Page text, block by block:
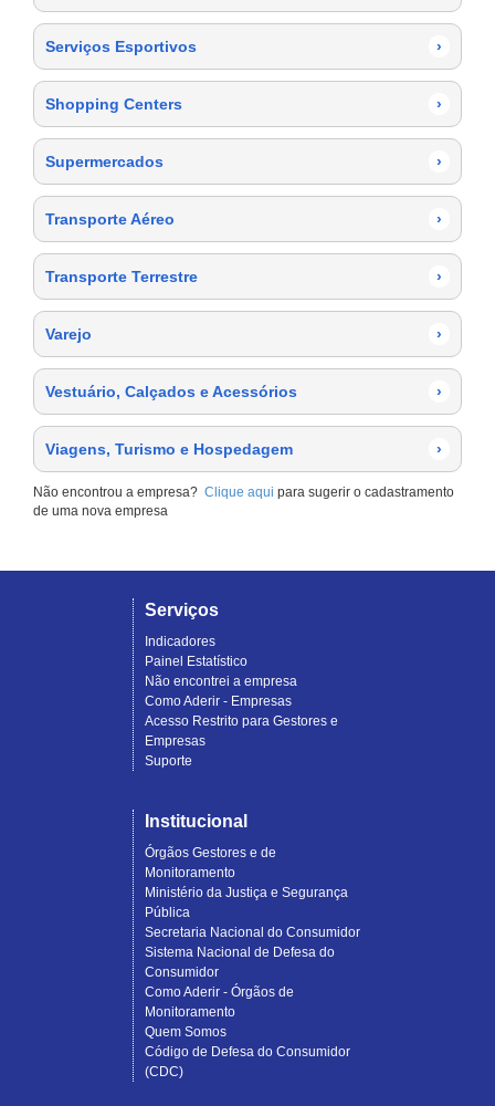
Serviços Esportivos ›
Shopping Centers ›
Supermercados ›
Transporte Aéreo ›
Transporte Terrestre ›
Varejo ›
Vestuário, Calçados e Acessórios ›
Viagens, Turismo e Hospedagem ›
Não encontrou a empresa? Clique aqui para sugerir o cadastramento
de uma nova empresa
Serviços
Indicadores
Painel Estatístico
Não encontrei a empresa
Como Aderir - Empresas
Acesso Restrito para Gestores e
Empresas
Suporte
Institucional
Órgãos Gestores e de
Monitoramento
Ministério da Justiça e Segurança
Pública
Secretaria Nacional do Consumidor
Sistema Nacional de Defesa do
Consumidor
Como Aderir - Órgãos de
Monitoramento
Quem Somos
Código de Defesa do Consumidor
(CDC)